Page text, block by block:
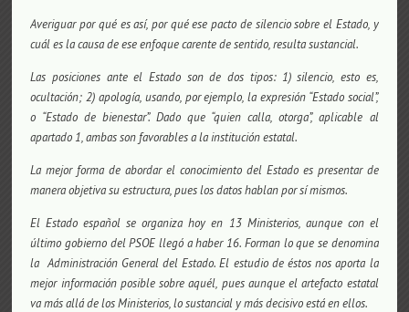
Averiguar por qué es así, por qué ese pacto de silencio sobre el Estado, y
cuál es la causa de ese enfoque carente de sentido, resulta sustancial.
Las posiciones ante el Estado son de dos tipos: 1) silencio, esto es,
ocultación; 2) apología, usando, por ejemplo, la expresión “Estado social”,
o “Estado de bienestar”. Dado que “quien calla, otorga”, aplicable al
apartado 1, ambas son favorables a la institución estatal.
La mejor forma de abordar el conocimiento del Estado es presentar de
manera objetiva su estructura, pues los datos hablan por sí mismos.
El Estado español se organiza hoy en 13 Ministerios, aunque con el
último gobierno del PSOE llegó a haber 16. Forman lo que se denomina
la Administración General del Estado. El estudio de éstos nos aporta la
mejor información posible sobre aquél, pues aunque el artefacto estatal
va más allá de los Ministerios, lo sustancial y más decisivo está en ellos.